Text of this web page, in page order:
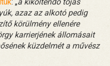
azaz az alkotó pedig
körülmény ellenére
karrierjének állomásait
küzdelmét a művész